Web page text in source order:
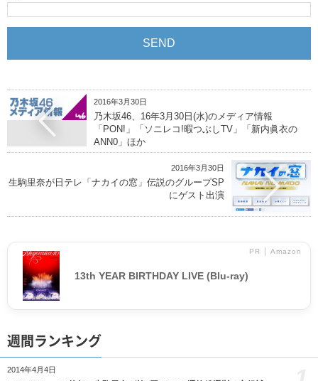
2016年3月30日
乃木坂46、16年3月30日(水)のメディア情報
「PON!」「ソニレコ!暇つぶしTV」「新内眞衣の
ANN0」ほか
2016年3月30日
生駒里奈が日テレ「ナカイの窓」伝説のグループSP
にゲスト出演
PR │ Amazon
13th YEAR BIRTHDAY LIVE (Blu-ray)
週間ランキング
2014年4月4日